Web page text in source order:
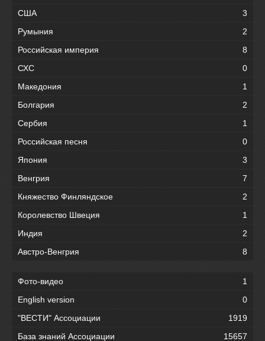
США
3
Румыния
2
Российская империя
8
СХС
0
Македония
1
Болгария
2
Сербия
1
Российская песня
0
Япония
3
Венгрия
7
Княжество Финляндское
2
Королевство Швеция
1
Индия
2
Австро-Венгрия
8
Фото-видео
1
English version
0
"ВЕСТИ" Ассоциации
1919
База знаний Ассоциации
15657